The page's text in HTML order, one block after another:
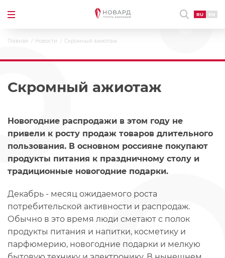
RU EN
Главная Новости Скромный ажиотаж
Скромный ажиотаж
Новогодние распродажи в этом году не
привели к росту продаж товаров длительного
пользования. В основном россияне покупают
продукты питания к праздничному столу и
традиционные новогодние подарки.
Декабрь - месяц ожидаемого роста
потребительской активности и распродаж.
Обычно в это время люди сметают с полок
продукты питания и напитки, косметику и
парфюмерию, новогодние подарки и мелкую